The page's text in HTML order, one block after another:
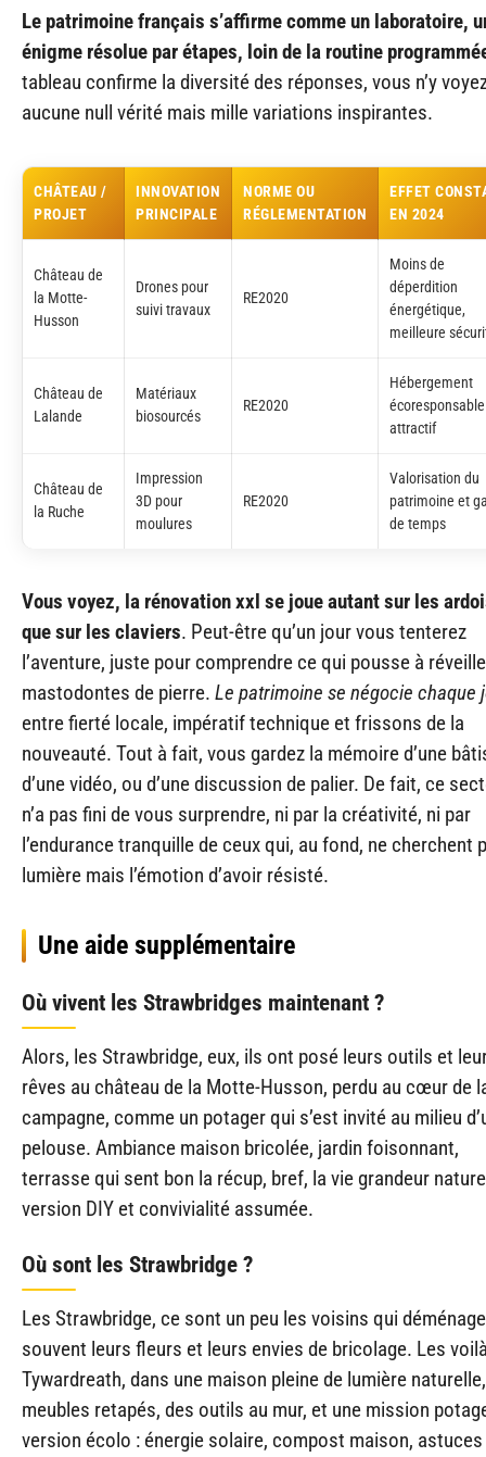
Le patrimoine français s’affirme comme un laboratoire,
énigme résolue par étapes, loin de la routine
tableau confirme la diversité des réponses, vous n’y
aucune null vérité mais mille variations inspirantes.
CHÂTEAU /
PROJET
INNOVATION
PRINCIPALE
NORME OU
RÉGLEMENTATION
EFFET
EN 2024
Château de
la Motte-
Husson
Drones pour
suivi travaux
RE2020
Moins de
déperdition
énergétique,
meilleure
Château de
Lalande
Matériaux
biosourcés
RE2020
Hébergement
écoresponsable
attractif
Château de
la Ruche
Impression
3D pour
moulures
RE2020
Valorisation du
patrimoine et
de temps
Vous voyez, la rénovation xxl se joue autant sur les
que sur les claviers. Peut-être qu’un jour vous tenterez
l’aventure, juste pour comprendre ce qui pousse à
mastodontes de pierre. Le patrimoine se négocie chaque
entre fierté locale, impératif technique et frissons de la
nouveauté. Tout à fait, vous gardez la mémoire d’une
d’une vidéo, ou d’une discussion de palier. De fait, ce
n’a pas fini de vous surprendre, ni par la créativité, ni par
l’endurance tranquille de ceux qui, au fond, ne cherchent
lumière mais l’émotion d’avoir résisté.
Une aide supplémentaire
Où vivent les Strawbridges maintenant ?
Alors, les Strawbridge, eux, ils ont posé leurs outils et
rêves au château de la Motte-Husson, perdu au cœur de
campagne, comme un potager qui s’est invité au milieu
pelouse. Ambiance maison bricolée, jardin foisonnant,
terrasse qui sent bon la récup, bref, la vie grandeur
version DIY et convivialité assumée.
Où sont les Strawbridge ?
Les Strawbridge, ce sont un peu les voisins qui
souvent leurs fleurs et leurs envies de bricolage. Les
Tywardreath, dans une maison pleine de lumière
meubles retapés, des outils au mur, et une mission
version écolo : énergie solaire, compost maison, astuces